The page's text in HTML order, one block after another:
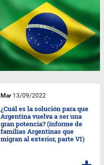
Mar13/09/2022
¿Cuál es la solución para que
Argentina vuelva a ser una
gran potencia? (informe de
familias Argentinas que
migran al exterior, parte VI)